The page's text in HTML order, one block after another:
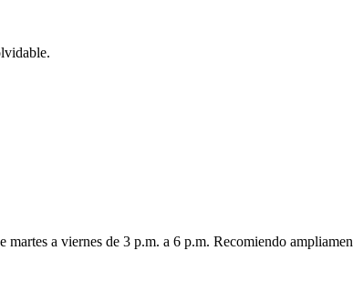
a viernes de 3 p.m. a 6 p.m. Recomiendo